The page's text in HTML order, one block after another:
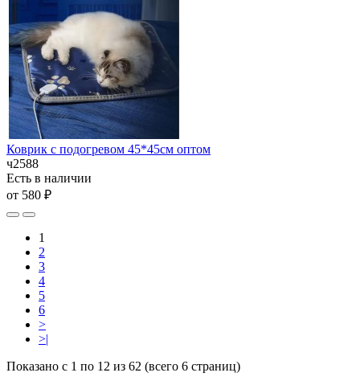
Коврик с подогревом 45*45см оптом
ч2588
Есть в наличии
от 580 ₽
1
2
3
4
5
6
>
>|
Показано с 1 по 12 из 62 (всего 6 страниц)